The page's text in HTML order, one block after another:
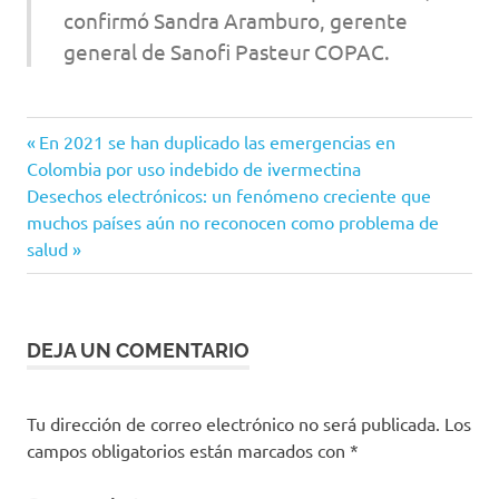
confirmó Sandra Aramburo, gerente
general de Sanofi Pasteur COPAC.
Coronavirus
estudio
de fase
III
GSK
Sanofi
Covid-
19
Navegación
de
entradas
Entrada
anterior:
En 2021 se han duplicado las emergencias en
Colombia por uso indebido de ivermectina
Siguiente
entrada:
Desechos electrónicos: un fenómeno creciente que
muchos países aún no reconocen como problema de
salud
DEJA UN COMENTARIO
Tu dirección de correo electrónico no será publicada. Los
campos obligatorios están marcados con *